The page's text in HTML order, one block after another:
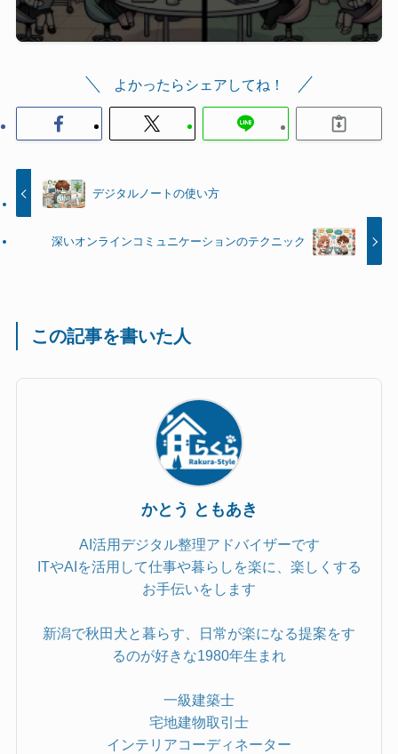
よかったらシェアしてね！
デジタルノートの使い方
深いオンラインコミュニケーションのテクニック
この記事を書いた人
かとう ともあき
AI活用デジタル整理アドバイザーです
ITやAIを活用して仕事や暮らしを楽に、楽しくする
お手伝いをします
新潟で秋田犬と暮らす、日常が楽になる提案をす
るのが好きな1980年生まれ
一級建築士
宅地建物取引士
インテリアコーディネーター